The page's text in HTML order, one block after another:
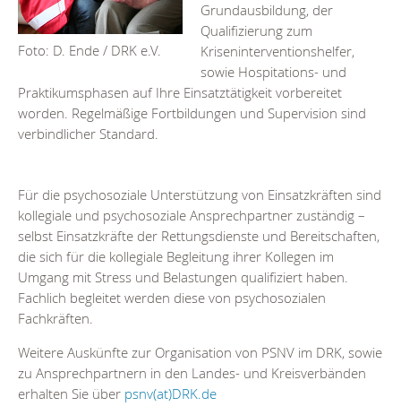
Foto: D. Ende / DRK e.V.
Grundausbildung, der
Qualifizierung zum
Kriseninterventionshelfer,
sowie Hospitations- und
Praktikumsphasen auf Ihre Einsatztätigkeit vorbereitet
worden. Regelmäßige Fortbildungen und Supervision sind
verbindlicher Standard.
Für die psychosoziale Unterstützung von Einsatzkräften sind
kollegiale und psychosoziale Ansprechpartner zuständig –
selbst Einsatzkräfte der Rettungsdienste und Bereitschaften,
die sich für die kollegiale Begleitung ihrer Kollegen im
Umgang mit Stress und Belastungen qualifiziert haben.
Fachlich begleitet werden diese von psychosozialen
Fachkräften.
Weitere Auskünfte zur Organisation von PSNV im DRK, sowie
zu Ansprechpartnern in den Landes- und Kreisverbänden
erhalten Sie über psnv(at)DRK.de